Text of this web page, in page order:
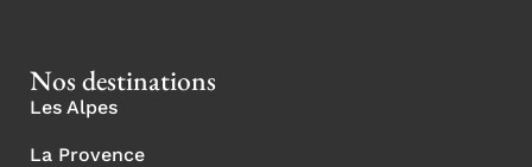
Nos destinations
Les Alpes
La Provence